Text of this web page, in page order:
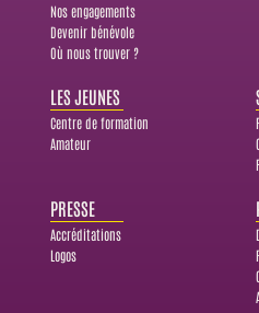
Nos engagements
Devenir bénévole
Où nous trouver ?
LES JEUNES
Centre de formation
Amateur
PRESSE
Accréditations
Logos